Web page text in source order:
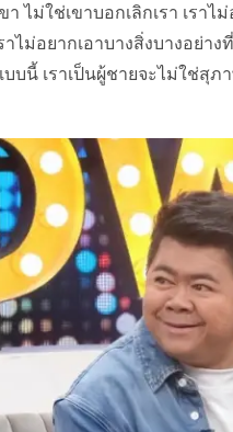
า ไม่ใช่เขาบอกเลิกเรา เร
าไม่อยากเอาบางสิ่งบางอย่
นี้ เราเป็นผู้ชายจะไม่ใช่สุภ